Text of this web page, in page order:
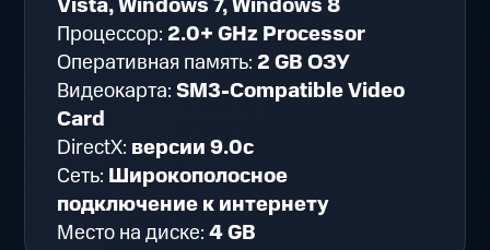
Vista, Windows 7, Windows 8
Процессор: 2.0+ GHz Processor
Оперативная память: 2 GB ОЗУ
Видеокарта:SM3-Compatible Video
Card
DirectX: версии 9.0c
Сеть: Широкополосное
подключение к интернету
Место на диске:4 GB